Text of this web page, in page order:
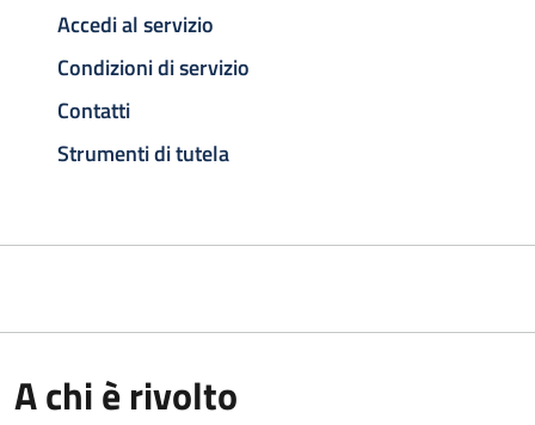
Accedi al servizio
Condizioni di servizio
Contatti
Strumenti di tutela
A chi è rivolto